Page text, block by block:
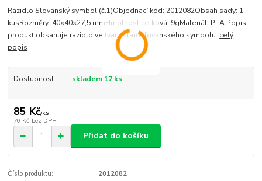
Razidlo Slovanský symbol (č.1)Objednací kód: 2012082Obsah sady: 1
kusRozměry: 40×40×27,5 mmHmotnost celková: 9gMateriál: PLA Popis:
produkt obsahuje razidlo ve tvaru staroslovanského symbolu. celý
popis
Dostupnost skladem 17 ks
85 Kč/ks
70 Kč bez DPH
Přidat do košíku
Číslo produktu: 2012082